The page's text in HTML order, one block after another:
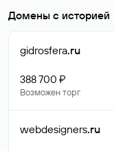
Домены с историей
gidrosfera.ru
388 700 ₽
Возможен торг
webdesigners.ru